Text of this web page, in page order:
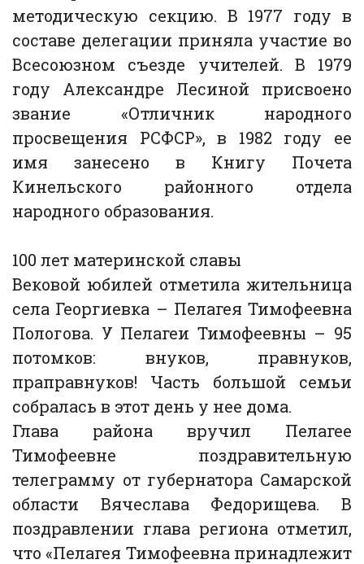
методическую секцию. В 1977 году в
составе делегации приняла участие во
Всесоюзном съезде учителей. В 1979
году Александре Лесиной присвоено
звание «Отличник народного
просвещения РСФСР», в 1982 году ее
имя занесено в Книгу Почета
Кинельского районного отдела
народного образования.
100 лет материнской славы
Вековой юбилей отметила жительница
села Георгиевка – Пелагея Тимофеевна
Пологова. У Пелагеи Тимофеевны – 95
потомков: внуков, правнуков,
праправнуков! Часть большой семьи
собралась в этот день у нее дома.
Глава района вручил Пелагее
Тимофеевне поздравительную
телеграмму от губернатора Самарской
области Вячеслава Федорищева. В
поздравлении глава региона отметил,
что «Пелагея Тимофеевна принадлежит